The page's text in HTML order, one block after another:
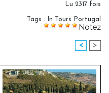
Lu 2317 fois
Tags : In Tours Portugal
Notez
< >